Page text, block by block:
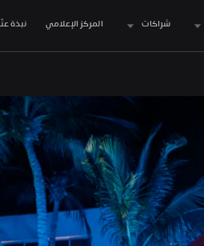
شراكات المركز الإعلامي نبذة